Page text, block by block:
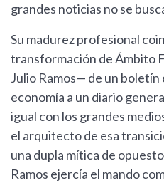
grandes noticias no se
Su madurez profesional
transformación de Ámbito
Julio Ramos— de un boletín
economía a un diario
igual con los grandes
el arquitecto de esa
una dupla mítica de
Ramos ejercía el mando